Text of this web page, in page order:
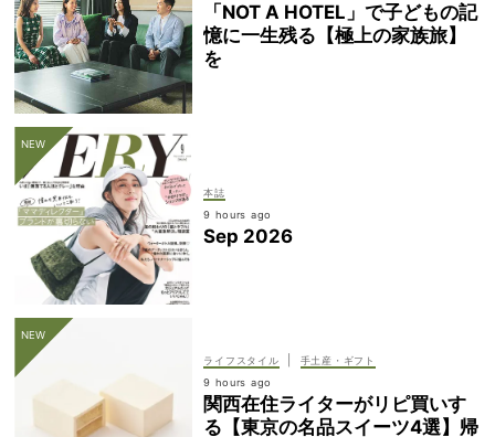
「NOT A HOTEL」で子どもの記
憶に一生残る【極上の家族旅】
を
本誌
9 hours ago
Sep 2026
ライフスタイル
手土産・ギフト
9 hours ago
関西在住ライターがリピ買いす
る【東京の名品スイーツ4選】帰